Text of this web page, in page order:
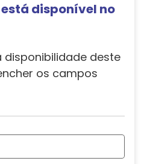
disponível no
disponibilidade deste
os campos